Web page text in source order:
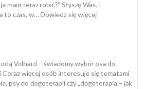
mam teraz robić?” Słyszę Was. I
to czas, w…Dowiedz się więcej:
Volhard – świadomy wybór psa do
więcej osób interesuje się tematami
psy do dogoterapii czy „dogoterapia – jak